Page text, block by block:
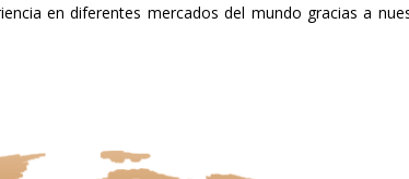
en diferentes mercados del mundo gracias a